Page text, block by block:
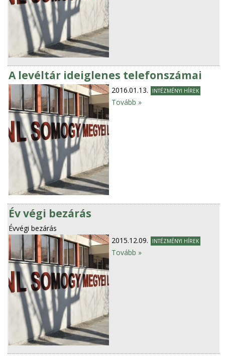
A levéltár ideiglenes telefonszámai
2016.01.13. INTÉZMÉNYI HÍREK
Tovább »
Év végi bezárás
Évvégi bezárás
2015.12.09.
INTÉZMÉNYI HÍREK
Tovább »